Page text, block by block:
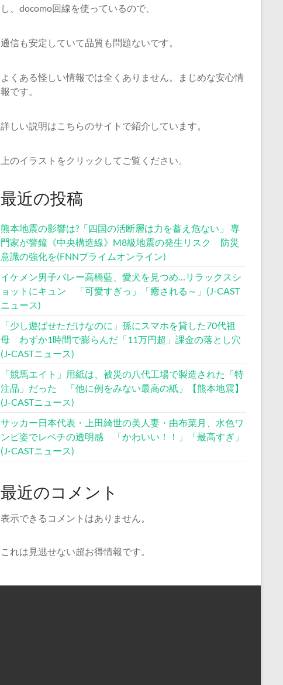
し、docomo回線を使っているので、
通信も安定していて品質も問題ないです。
よくある怪しい情報では全くありません。まじめな安心情
報です。
詳しい説明はこちらのサイトで紹介しています。
上のイラストをクリックしてご覧ください。
最近の投稿
熊本地震の影響は?「四国の活断層は力を蓄え危ない」 専
門家が警鐘《中央構造線》M8級地震の発生リスク 防災
意識の強化を(FNNプライムオンライン)
イケメン男子バレー高橋藍、愛犬を見つめ…リラックスシ
ョットにキュン 「可愛すぎっ」「癒される～」(J-CAST
ニュース)
「少し遊ばせただけなのに」孫にスマホを貸した70代祖
母 わずか1時間で膨らんだ「11万円超」課金の落とし穴
(J-CASTニュース)
「競馬エイト」用紙は、被災の八代工場で製造された「特
注品」だった 「他に例をみない最高の紙」【熊本地震】
(J-CASTニュース)
サッカー日本代表・上田綺世の美人妻・由布菜月、水色ワ
ンピ姿でレベチの透明感 「かわいい！！」「最高すぎ」
(J-CASTニュース)
最近のコメント
表示できるコメントはありません。
これは見逃せない超お得情報です。